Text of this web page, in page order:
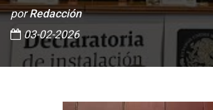
porRedacción
03-02-2026